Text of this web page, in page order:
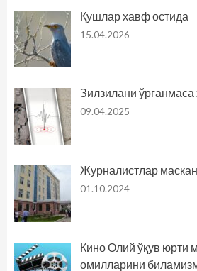
Қушлар хавф остида
15.04.2026
Зилзилани
09.04.2025
Журналистлар
01.10.2024
Кино Олий ўқув юрти
омилларини